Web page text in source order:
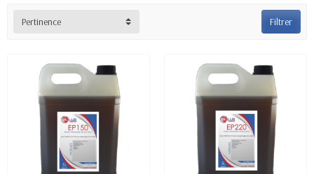
Filtrer
Pertinence